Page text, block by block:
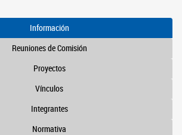
Información
Reuniones de Comisión
Proyectos
Vínculos
Integrantes
Normativa